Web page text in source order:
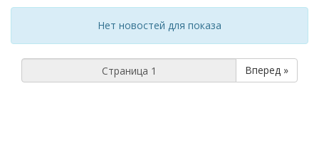
Нет новостей для показа
Вперед »